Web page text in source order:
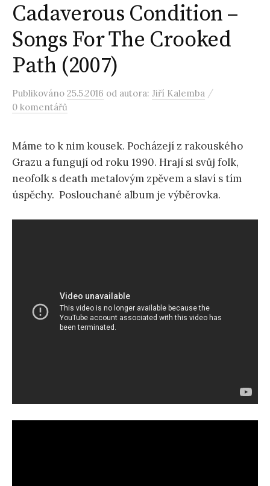
Cadaverous Condition –
Songs For The Crooked
Path (2007)
Publikováno 25.5.2016 od autora: Jiří Kalemba /
0 komentářů
Máme to k nim kousek. Pocházejí z rakouského
Grazu a fungují od roku 1990. Hrají si svůj folk,
neofolk s death metalovým zpěvem a slaví s tím
úspěchy. Poslouchané album je výběrovka.